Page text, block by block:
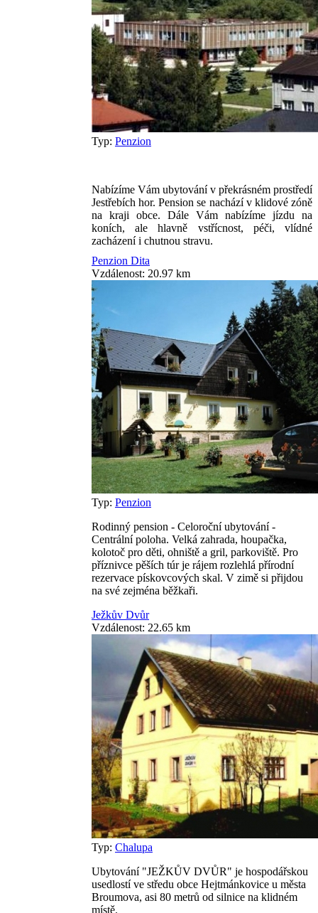
Typ: Penzion
Nabízíme Vám ubytování v překrásném prostředí
Jestřebích hor. Pension se nachází v klidové zóně
na kraji obce. Dále Vám nabízíme jízdu na
koních, ale hlavně vstřícnost, péči, vlídné
zacházení i chutnou stravu.
Penzion Dita
Vzdálenost: 20.97 km
Typ: Penzion
Rodinný pension - Celoroční ubytování -
Centrální poloha. Velká zahrada, houpačka,
kolotoč pro děti, ohniště a gril, parkoviště. Pro
příznivce pěších túr je rájem rozlehlá přírodní
rezervace pískovcových skal. V zimě si přijdou
na své zejména běžkaři.
Ježkův Dvůr
Vzdálenost: 22.65 km
Typ: Chalupa
Ubytování "JEŽKŮV DVŮR" je hospodářskou
usedlostí ve středu obce Hejtmánkovice u města
Broumova, asi 80 metrů od silnice na klidném
místě.